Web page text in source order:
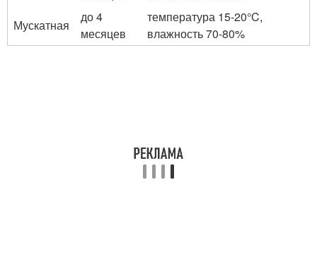
Мускатная
до 4
месяцев
температура 15-20°C,
влажность 70-80%